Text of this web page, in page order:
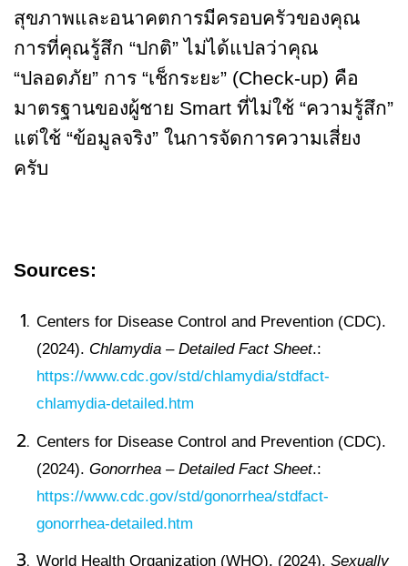
สุขภาพและอนาคตการมีครอบครัวของคุณ
การที่คุณรู้สึก “ปกติ” ไม่ได้แปลว่าคุณ
“ปลอดภัย” การ “เช็กระยะ” (Check-up) คือ
มาตรฐานของผู้ชาย Smart ที่ไม่ใช้ “ความรู้สึก”
แต่ใช้ “ข้อมูลจริง” ในการจัดการความเสี่ยง
ครับ
Sources:
Centers for Disease Control and Prevention (CDC).
(2024). Chlamydia – Detailed Fact Sheet.:
https://www.cdc.gov/std/chlamydia/stdfact-
chlamydia-detailed.htm
Centers for Disease Control and Prevention (CDC).
(2024). Gonorrhea – Detailed Fact Sheet.:
https://www.cdc.gov/std/gonorrhea/stdfact-
gonorrhea-detailed.htm
World Health Organization (WHO). (2024). Sexually